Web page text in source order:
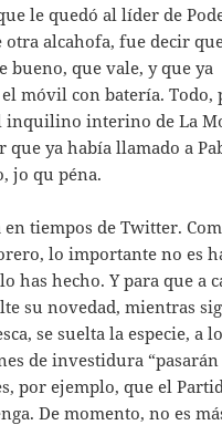
le quedó al líder de
otra alcahofa, fue decir
bueno, que vale, y que ya
móvil con batería. Todo,
inquilino interino de La
que ya había llamado a
jo qu péna.
en tiempos de Twitter.
lo importante no es
has hecho. Y para que a
su novedad, mientras
se suelta la especie, a
de investidura “pasarán
por ejemplo, que el
De momento, no es